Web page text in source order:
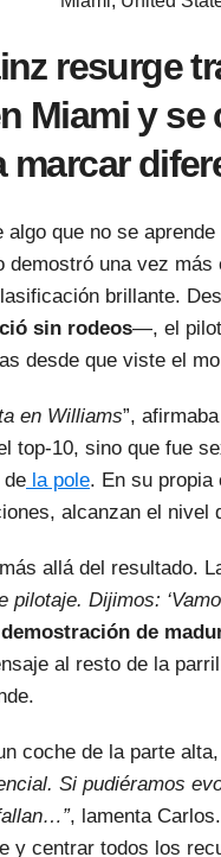
resurge
Miami y se
marcar
algo que no se
demostró una vez
brillante.
sin rodeos—, el
desde que viste el
en Williams”,
top-10, sino que fue
la pole. En su
alcanzan el
allá del resultado.
pilotaje. Dijimos:
de
al resto de la
coche de la parte
Si pudiéramos
, lamenta
y centrar todos los